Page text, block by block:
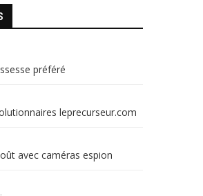
préféré
leprecurseur.com
avec caméras espion